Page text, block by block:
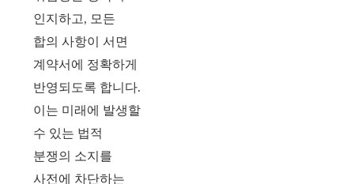
인지하고, 모든
합의 사항이 서면
계약서에 정확하게
반영되도록 합니다.
이는 미래에 발생할
수 있는 법적
분쟁의 소지를
사전에 차단하는